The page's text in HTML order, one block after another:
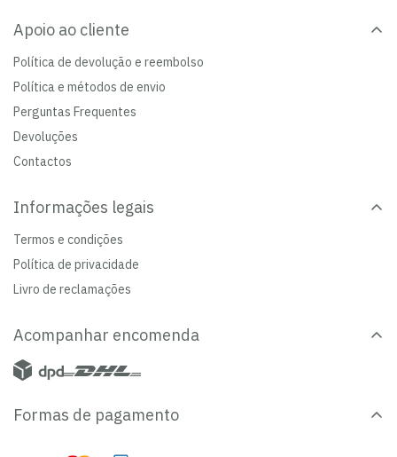
Apoio ao cliente
Política de devolução e reembolso
Política e métodos de envio
Perguntas Frequentes
Devoluções
Contactos
Informações legais
Termos e condições
Política de privacidade
Livro de reclamações
Acompanhar encomenda
Formas de pagamento